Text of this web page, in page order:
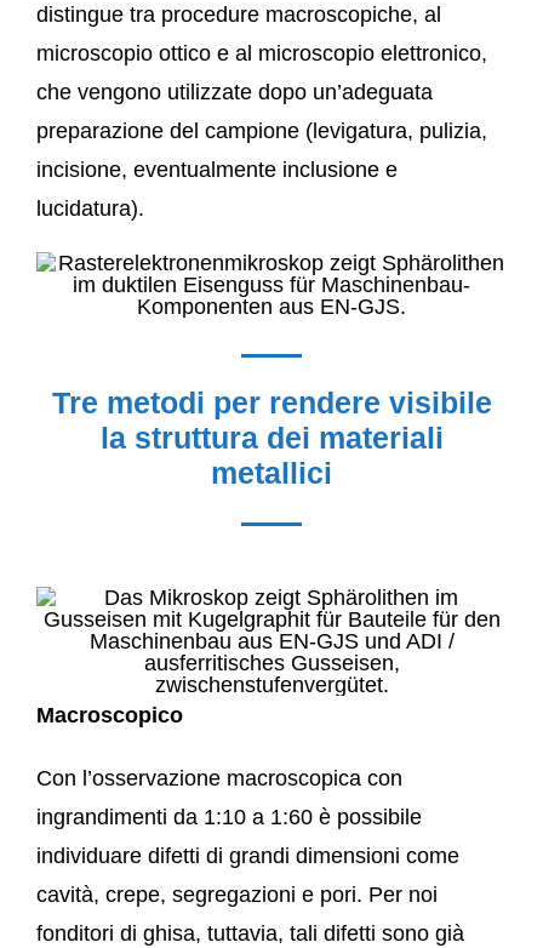
distingue tra procedure macroscopiche, al
microscopio ottico e al microscopio elettronico,
che vengono utilizzate dopo un’adeguata
preparazione del campione (levigatura, pulizia,
incisione, eventualmente inclusione e
lucidatura).
Tre metodi per rendere visibile
la struttura dei materiali
metallici
Macroscopico
Con l’osservazione macroscopica con
ingrandimenti da 1:10 a 1:60 è possibile
individuare difetti di grandi dimensioni come
cavità, crepe, segregazioni e pori. Per noi
fonditori di ghisa, tuttavia, tali difetti sono già